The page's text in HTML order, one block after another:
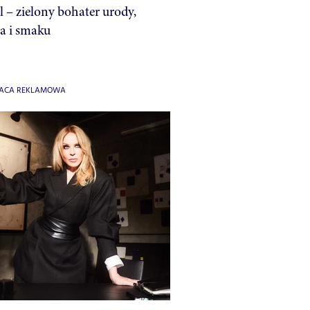
– zielony bohater urody,
i smaku
REKLAMOWA